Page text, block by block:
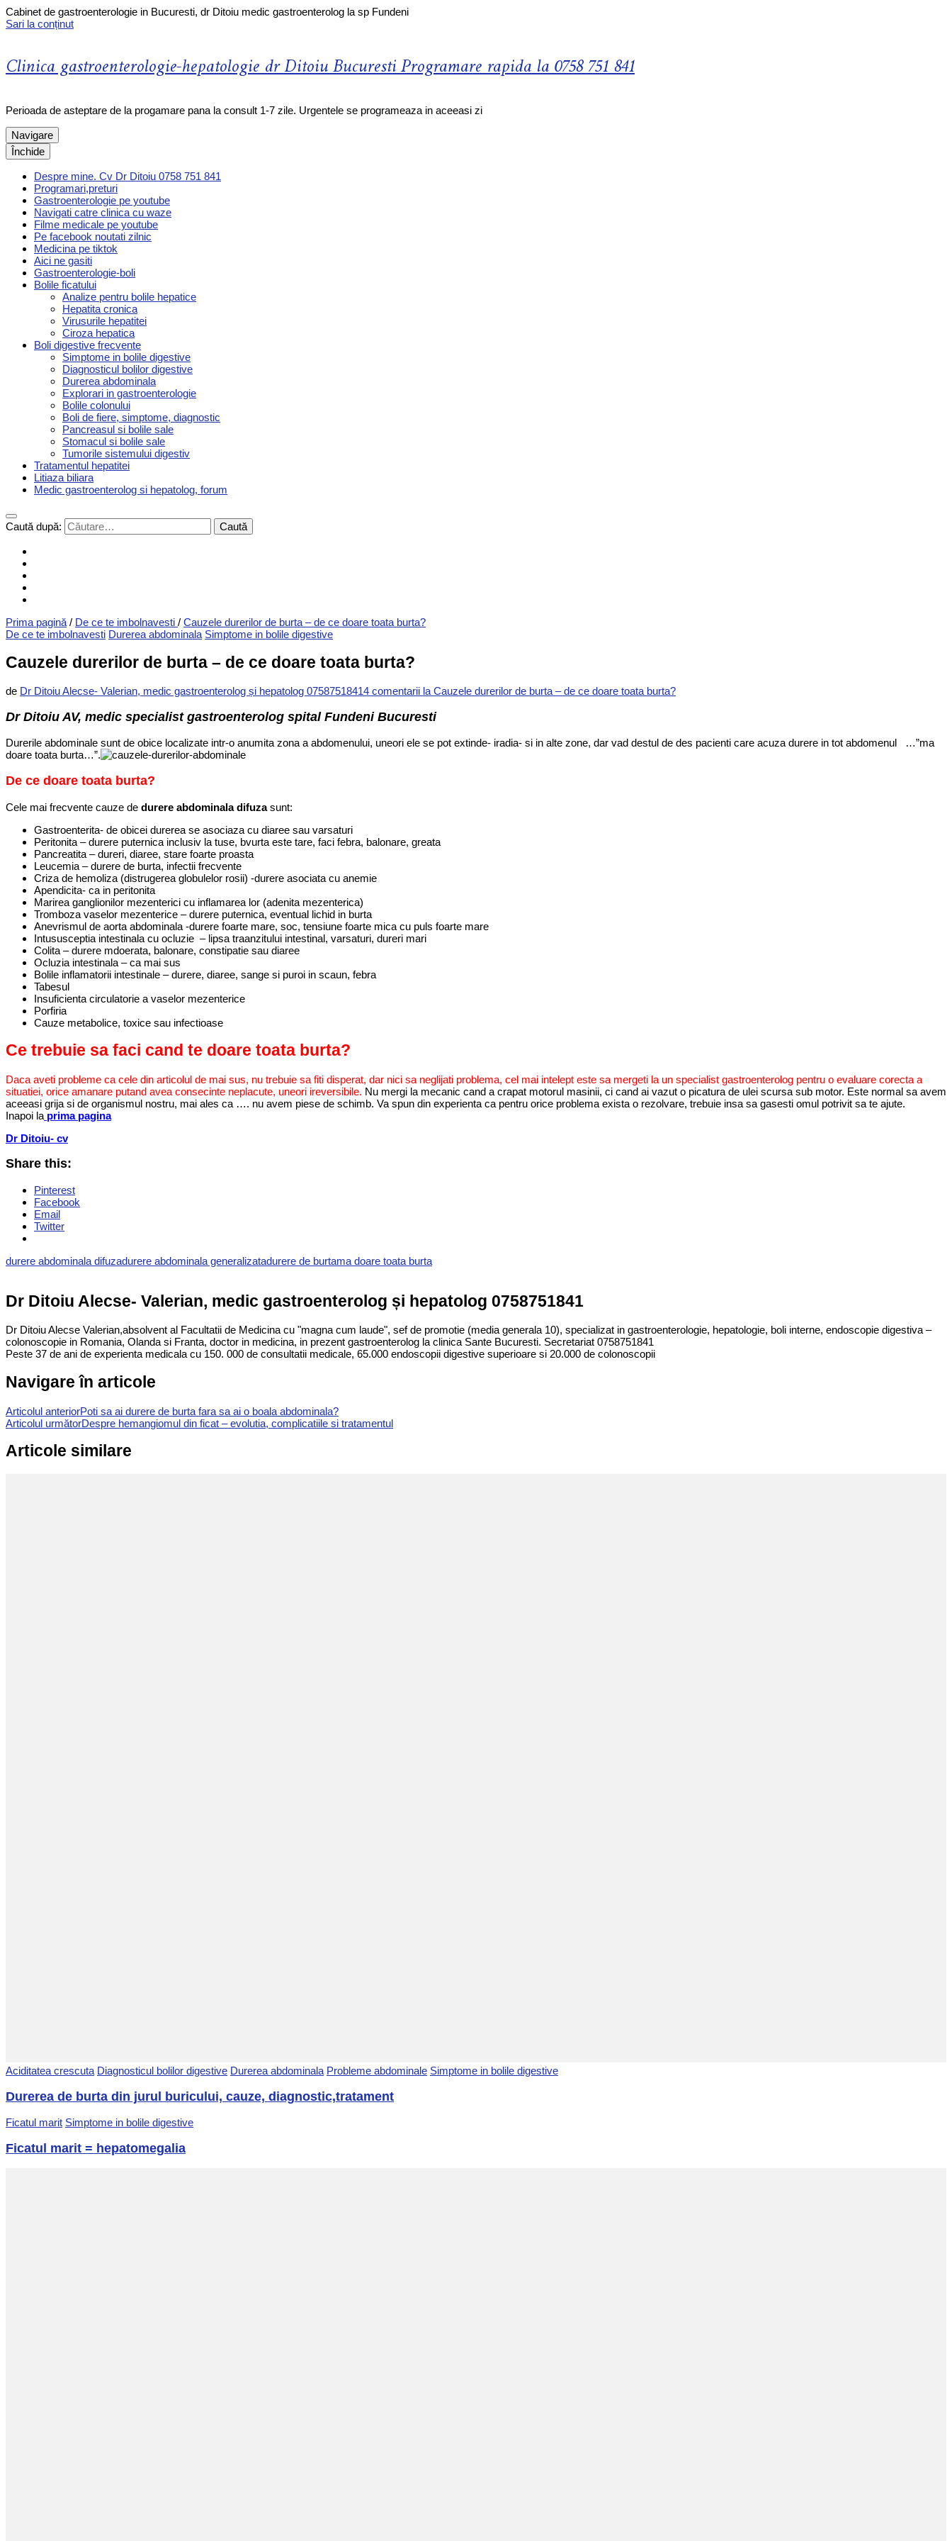
Cabinet de gastroenterologie in Bucuresti, dr Ditoiu medic gastroenterolog la sp Fundeni
Sari la conținut
Clinica gastroenterologie-hepatologie dr Ditoiu Bucuresti Programare rapida la 0758 751 841
Perioada de asteptare de la progamare pana la consult 1-7 zile. Urgentele se programeaza in aceeasi zi
Navigare
Închide
Despre mine. Cv Dr Ditoiu 0758 751 841
Programari,preturi
Gastroenterologie pe youtube
Navigati catre clinica cu waze
Filme medicale pe youtube
Pe facebook noutati zilnic
Medicina pe tiktok
Aici ne gasiti
Gastroenterologie-boli
Bolile ficatului
Analize pentru bolile hepatice
Hepatita cronica
Virusurile hepatitei
Ciroza hepatica
Boli digestive frecvente
Simptome in bolile digestive
Diagnosticul bolilor digestive
Durerea abdominala
Explorari in gastroenterologie
Bolile colonului
Boli de fiere, simptome, diagnostic
Pancreasul si bolile sale
Stomacul si bolile sale
Tumorile sistemului digestiv
Tratamentul hepatitei
Litiaza biliara
Medic gastroenterolog si hepatolog, forum
Caută după:
Prima pagină / De ce te imbolnavesti / Cauzele durerilor de burta – de ce doare toata burta?
De ce te imbolnavesti Durerea abdominala Simptome in bolile digestive
Cauzele durerilor de burta – de ce doare toata burta?
de Dr Ditoiu Alecse- Valerian, medic gastroenterolog și hepatolog 07587518414 comentarii la Cauzele durerilor de burta – de ce doare toata burta?
Dr Ditoiu AV, medic specialist gastroenterolog spital Fundeni Bucuresti
Durerile abdominale sunt de obice localizate intr-o anumita zona a abdomenului, uneori ele se pot extinde- iradia- si in alte zone, dar vad destul de des pacienti care acuza durere in tot abdomenul …”ma
doare toata burta…”.
De ce doare toata burta?
Cele mai frecvente cauze de durere abdominala difuzasunt:
Gastroenterita- de obicei durerea se asociaza cu diaree sau varsaturi
Peritonita – durere puternica inclusiv la tuse, bvurta este tare, faci febra, balonare, greata
Pancreatita – dureri, diaree, stare foarte proasta
Leucemia – durere de burta, infectii frecvente
Criza de hemoliza (distrugerea globulelor rosii) -durere asociata cu anemie
Apendicita- ca in peritonita
Marirea ganglionilor mezenterici cu inflamarea lor (adenita mezenterica)
Tromboza vaselor mezenterice – durere puternica, eventual lichid in burta
Anevrismul de aorta abdominala -durere foarte mare, soc, tensiune foarte mica cu puls foarte mare
Intususceptia intestinala cu ocluzie – lipsa traanzitului intestinal, varsaturi, dureri mari
Colita – durere mdoerata, balonare, constipatie sau diaree
Ocluzia intestinala – ca mai sus
Bolile inflamatorii intestinale – durere, diaree, sange si puroi in scaun, febra
Tabesul
Insuficienta circulatorie a vaselor mezenterice
Porfiria
Cauze metabolice, toxice sau infectioase
Ce trebuie sa faci cand te doare toata burta?
Daca aveti probleme ca cele din articolul de mai sus, nu trebuie sa fiti disperat, dar nici sa neglijati problema, cel mai intelept este sa mergeti la un specialist gastroenterolog pentru o evaluare corecta a
situatiei, orice amanare putand avea consecinte neplacute, uneori ireversibile. Nu mergi la mecanic cand a crapat motorul masinii, ci cand ai vazut o picatura de ulei scursa sub motor. Este normal sa avem
aceeasi grija si de organismul nostru, mai ales ca …. nu avem piese de schimb. Va spun din experienta ca pentru orice problema exista o rezolvare, trebuie insa sa gasesti omul potrivit sa te ajute.
Inapoi la prima pagina
Dr Ditoiu- cv
Share this:
Pinterest
Facebook
Email
Twitter
durere abdominala difuzadurere abdominala generalizatadurere de burtama doare toata burta
Dr Ditoiu Alecse- Valerian, medic gastroenterolog și hepatolog 0758751841
Dr Ditoiu Alecse Valerian,absolvent al Facultatii de Medicina cu "magna cum laude", sef de promotie (media generala 10), specializat in gastroenterologie, hepatologie, boli interne, endoscopie digestiva –
colonoscopie in Romania, Olanda si Franta, doctor in medicina, in prezent gastroenterolog la clinica Sante Bucuresti. Secretariat 0758751841
Peste 37 de ani de experienta medicala cu 150. 000 de consultatii medicale, 65.000 endoscopii digestive superioare si 20.000 de colonoscopii
Navigare în articole
Articolul anteriorPoti sa ai durere de burta fara sa ai o boala abdominala?
Articolul următorDespre hemangiomul din ficat – evolutia, complicatiile si tratamentul
Articole similare
Aciditatea crescuta Diagnosticul bolilor digestive Durerea abdominala Probleme abdominale Simptome in bolile digestive
Durerea de burta din jurul buricului, cauze, diagnostic,tratament
Ficatul marit Simptome in bolile digestive
Ficatul marit = hepatomegalia